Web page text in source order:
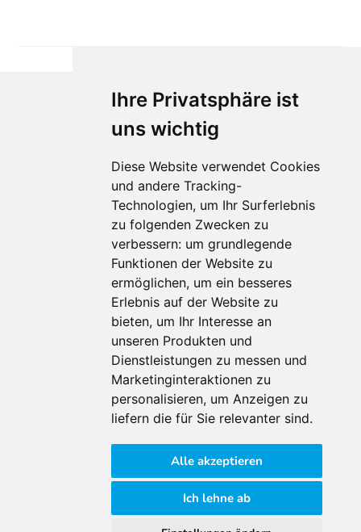
Ihre Privatsphäre ist
uns wichtig
Diese Website verwendet Cookies
und andere Tracking-
Technologien, um Ihr Surferlebnis
zu folgenden Zwecken zu
verbessern: um grundlegende
Funktionen der Website zu
ermöglichen, um ein besseres
Erlebnis auf der Website zu
bieten, um Ihr Interesse an
unseren Produkten und
Dienstleistungen zu messen und
Marketinginteraktionen zu
personalisieren, um Anzeigen zu
liefern die für Sie relevanter sind.
Alle akzeptieren
Ich lehne ab
Für Makler:innen
Über Uns
Vorteile
Kontakt
Software Partner
Teilnahme
FAQ
Für Makler:innen
Impressum
AGB
Datenschutzklärung
Cookie Richtlinie